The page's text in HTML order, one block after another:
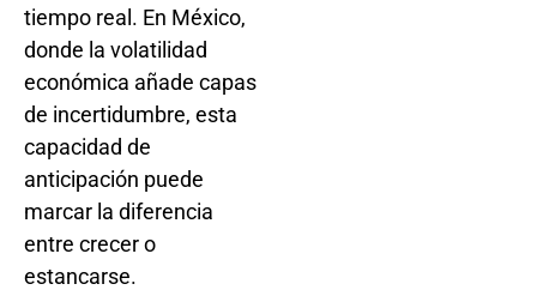
tiempo real. En México,
donde la volatilidad
económica añade capas
de incertidumbre, esta
capacidad de
anticipación puede
marcar la diferencia
entre crecer o
estancarse.